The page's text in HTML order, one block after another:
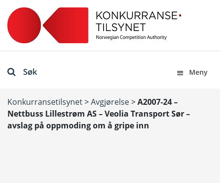
Søk Meny
Konkurransetilsynet>Avgjørelse>A2007-24 –
Nettbuss Lillestrøm AS – Veolia Transport Sør –
avslag på oppmoding om å gripe inn